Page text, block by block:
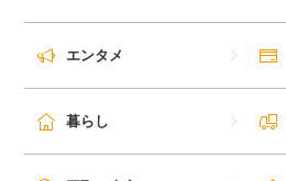
毎日ゲット
特集一覧
エンタメ
暮らし